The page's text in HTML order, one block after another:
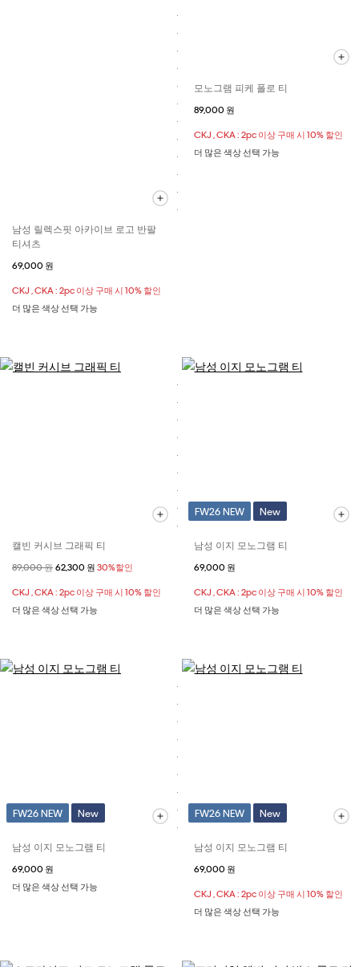
남성 릴렉스핏 아카이브 로고 반팔
티셔츠
69,000 원
CKJ , CKA : 2pc 이상 구매 시 10% 할인
더 많은 색상 선택 가능
모노그램 피케 폴로 티
89,000 원
CKJ , CKA : 2pc 이상 구매 시 10% 할인
더 많은 색상 선택 가능
캘빈 커시브 그래픽 티
할인 전 가격
89,000 원 할인된 가격
62,300 원 30%할인
CKJ , CKA : 2pc 이상 구매 시 10% 할인
더 많은 색상 선택 가능
FW26 NEW New
남성 이지 모노그램 티
69,000 원
CKJ , CKA : 2pc 이상 구매 시 10% 할인
더 많은 색상 선택 가능
FW26 NEW New
남성 이지 모노그램 티
69,000 원
더 많은 색상 선택 가능
FW26 NEW New
남성 이지 모노그램 티
69,000 원
CKJ , CKA : 2pc 이상 구매 시 10% 할인
더 많은 색상 선택 가능